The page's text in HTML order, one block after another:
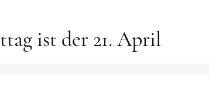
ist der 21. April